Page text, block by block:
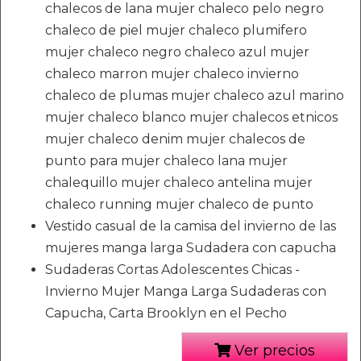
chalecos de lana mujer chaleco pelo negro
chaleco de piel mujer chaleco plumifero
mujer chaleco negro chaleco azul mujer
chaleco marron mujer chaleco invierno
chaleco de plumas mujer chaleco azul marino
mujer chaleco blanco mujer chalecos etnicos
mujer chaleco denim mujer chalecos de
punto para mujer chaleco lana mujer
chalequillo mujer chaleco antelina mujer
chaleco running mujer chaleco de punto
Vestido casual de la camisa del invierno de las
mujeres manga larga Sudadera con capucha
Sudaderas Cortas Adolescentes Chicas -
Invierno Mujer Manga Larga Sudaderas con
Capucha, Carta Brooklyn en el Pecho
Ver precios